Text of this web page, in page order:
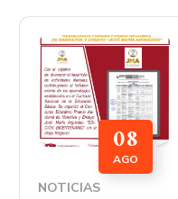
08
AGO
NOTICIAS